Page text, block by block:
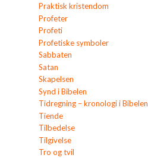
Praktisk kristendom
Profeter
Profeti
Profetiske symboler
Sabbaten
Satan
Skapelsen
Synd i Bibelen
Tidregning – kronologi i Bibelen
Tiende
Tilbedelse
Tilgivelse
Tro og tvil